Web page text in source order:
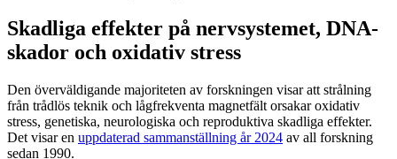
Skadliga effekter på nervsystemet, DNA-
skador och oxidativ stress
Den överväldigande majoriteten av forskningen visar att strålning
från trådlös teknik och lågfrekventa magnetfält orsakar oxidativ
stress, genetiska, neurologiska och reproduktiva skadliga effekter.
Det visar en uppdaterad sammanställning år 2024 av all forskning
sedan 1990.